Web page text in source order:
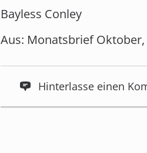
Bayless Conley
Aus: Monatsbrief Oktober,
Hinterlasse einen